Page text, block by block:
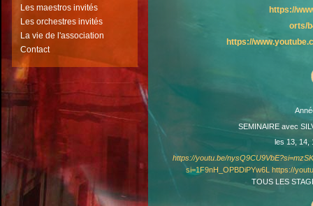
Les maestros invités
Les orchestres invités
La vie de l'association
Contact
https://
orts/
https://
SEMINAIRE avec
les 13, 14,
https://youtu.be/
si=1F9nH_OPBDiPYw6L https://
TOUS LES